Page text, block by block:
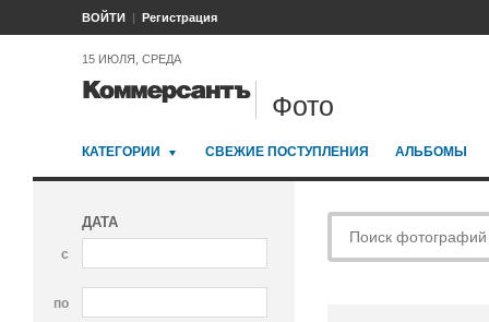
ВОЙТИ Регистрация
15 ИЮЛЯ, СРЕДА
Фото
КАТЕГОРИИ СВЕЖИЕ ПОСТУПЛЕНИЯ АЛЬБОМЫ
ДАТА
с
по